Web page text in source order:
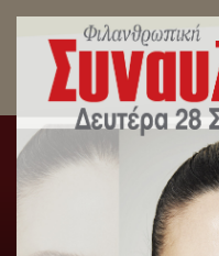
Επιμνημόσυνη